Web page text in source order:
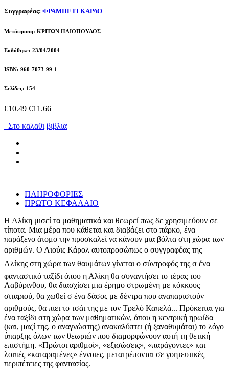
Συγγραφέας: ΦΡΑΜΠΕΤΙ ΚΑΡΛΟ
Μετάφραση: ΚΡΙΤΩΝ ΗΛΙΟΠΟΥΛΟΣ
Εκδόθηκε: 23/04/2004
ISBN: 960-7073-99-1
Σελίδες: 154
€10.49 €11.66
Στο καλαθι βιβλια
ΠΛΗΡΟΦΟΡΙΕΣ
ΠΡΩΤΟ ΚΕΦΑΛΑΙΟ
Η Αλίκη μισεί τα μαθηματικά και θεωρεί πως δε χρησιμεύουν σε
τίποτα. Μια μέρα που κάθεται και διαβάζει στο πάρκο, ένα
παράξενο άτομο την προσκαλεί να κάνουν μια βόλτα στη χώρα των
αριθμών. Ο Λιούις Κάρολ αυτοπροσώπως ο συγγραφέας της
Αλίκης στη χώρα των θαυμάτων γίνεται ο σύντροφός της σ ένα
φανταστικό ταξίδι όπου η Αλίκη θα συναντήσει το τέρας του
Λαβύρινθου, θα διασχίσει μια έρημο στρωμένη με κόκκους
σιταριού, θα χωθεί σ ένα δάσος με δέντρα που αναπαριστούν
αριθμούς, θα πιει το τσάι της με τον Τρελό Καπελά... Πρόκειται για
ένα ταξίδι στη χώρα των μαθηματικών, όπου η κεντρική ηρωίδα
(και, μαζί της, ο αναγνώστης) ανακαλύπτει (ή ξαναθυμάται) το λόγο
ύπαρξης όλων των θεωριών που διαμορφώνουν αυτή τη θετική
επιστήμη. «Πρώτοι αριθμοί», «εξισώσεις», «παράγοντες» και
λοιπές «καταραμένες» έννοιες, μετατρέπονται σε γοητευτικές
περιπέτειες της φαντασίας.